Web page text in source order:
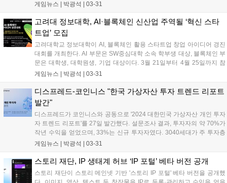
게임 연동을 제공한다. 니즈퍼샌드는 AI 기능 추가를 통해 암호화폐 자산
시하여 사용자들이 토큰을 획득할 수 있도록 했다....
게임뉴스 | 박광석 | 03-31
고려대 정보대학, AI·블록체인 신산업 주역될 ‘혁신 스타
트업’ 모집
고려대학교 정보대학이 AI, 블록체인 활용 스타트업 창업 아이디어 경진
대회를 개최한다. AI 부문은 SW중심대학 소속 학부생 대상, 블록체인 부
문은 대학생, 대학원생, 기업 대상이다. 3월 21일부터 4월 25일까지 참
가 신청을 받으며, 5월 16일 발표 평가를 통해 최종 수상팀을 선정한다.
게임뉴스 | 박광석 | 03-31
디스프레드-코인니스 "한국 가상자산 투자 트렌드 리포트
발간"
디스프레드가 코인니스와 공동으로 '2024 대한민국 가상자산 개인 투자
자 트렌드 리포트'를 27일 발간했다. 설문조사 결과, 투자자의 약 70%가
작년 수익을 얻었으며, 33%는 신규 투자자였다. 3040세대가 주 투자층
이며, 여성 투자자 비율도 증가했다. 현물 투자를 선호하고 에어드롭에
이 높고, 비트코인과 리플에 대한 관심이 큰 것으로 나타났다....
게임뉴스 | 박광석 | 03-31
스토리 재단, IP 생태계 허브 ‘IP 포털’ 베타 버전 공개
스토리 재단이 스토리 메인넷 기반 '스토리 IP 포털' 베타 버전을 공개했